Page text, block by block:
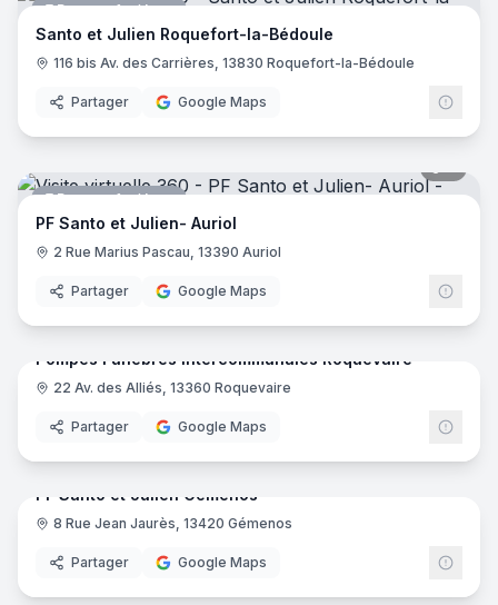
Pompes funèbres
Santo et Julien Roquefort-la-Bédoule
116 bis Av. des Carrières, 13830 Roquefort-la-Bédoule
Partager Google Maps
Pompes funèbres
PF Santo et Julien- Auriol
2 Rue Marius Pascau, 13390 Auriol
Partager Google Maps
Pompes funèbres
Pompes Funèbres Intercommunales Roquevaire
22 Av. des Alliés, 13360 Roquevaire
Partager Google Maps
Pompes funèbres
PF Santo et Julien Gémenos
8 Rue Jean Jaurès, 13420 Gémenos
Partager Google Maps